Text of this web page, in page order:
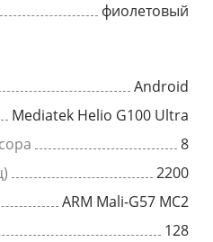
фиолетовый
Android
Mediatek Helio G100 Ultra
8
2200
ARM Mali-G57 MC2
128